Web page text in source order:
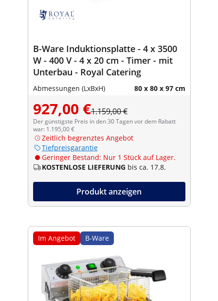
B-Ware Induktionsplatte - 4 x 3500
W - 400 V - 4 x 20 cm - Timer - mit
Unterbau - Royal Catering
Abmessungen (LxBxH) 80 x 80 x 97 cm
927,00 €1.159,00 €
Der günstigste Preis in den 30 Tagen vor dem Rabatt
war: 1.195,00 €
Zeitlich begrenztes Angebot
Tiefpreisgarantie
Geringer Bestand: Nur 1 Stück auf Lager.
KOSTENLOSE LIEFERUNG bis ca. 17.8.
Produkt anzeigen
Im Angebot B-Ware